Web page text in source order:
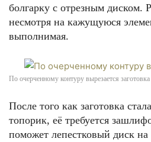
болгарку с отрезным диском.
несмотря на кажущуюся
выполнимая.
По очерченному контуру вырезается заготовка
После того как заготовка
топорик, её требуется
поможет лепестковый диск на